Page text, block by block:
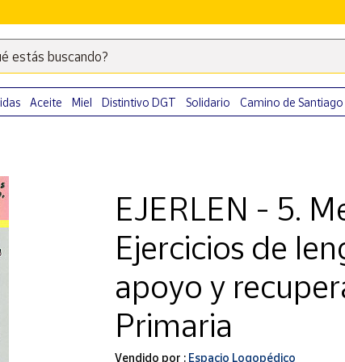
palabras
clave
Correos
Market
.
estás buscando?
Aceite Miel Distintivo DGT Solidario Camino de Santiago
EJERLEN - 5.
Ejercicios de
apoyo y
Primaria
Vendido por : Espacio Logopédico